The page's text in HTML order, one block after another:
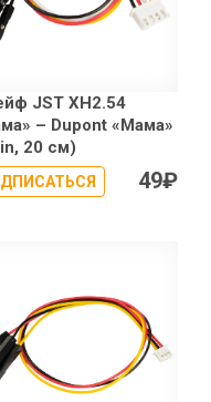
JST XH2.54
– Dupont «Мама»
20 см)
49₽